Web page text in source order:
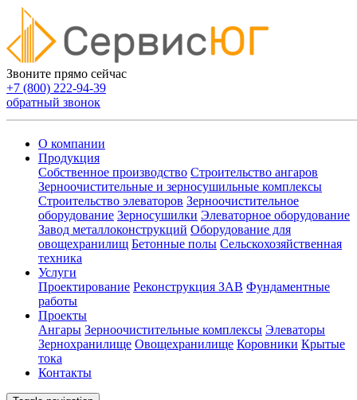
Звоните прямо сейчас
+7 (800) 222-94-39
обратный звонок
О компании
Продукция
Собственное производство Строительство ангаров
Зерноочистительные и зерносушильные комплексы
Строительство элеваторов Зерноочистительное
оборудование Зерносушилки Элеваторное оборудование
Завод металлоконструкций Оборудование для
овощехранилищ Бетонные полы Сельскохозяйственная
техника
Услуги
Проектирование Реконструкция ЗАВ Фундаментные
работы
Проекты
Ангары Зерноочистительные комплексы Элеваторы
Зернохранилище Овощехранилищe Коровники Крытые
тока
Контакты